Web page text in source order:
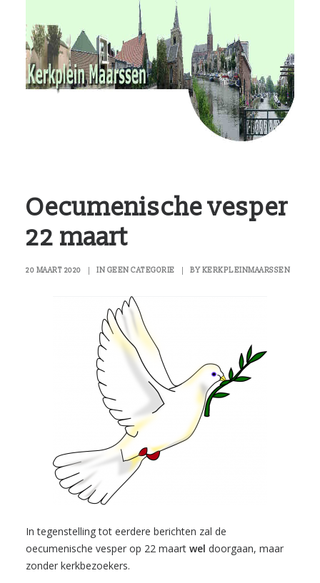
RvKM
Gemeenschappen
Kerkbladen
Oecumenische vesper
22 maart
20 MAART 2020 IN GEEN CATEGORIE BYKERKPLEINMAARSSEN
In tegenstelling tot eerdere berichten zal de
oecumenische vesper op 22 maart wel doorgaan, maar
zonder kerkbezoekers.